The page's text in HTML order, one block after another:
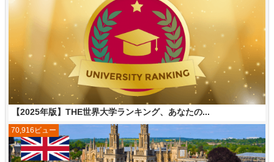
【2025年版】THE世界大学ランキング、あなたの...
70,916ビュー